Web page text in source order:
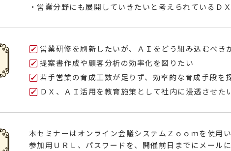
・営業分野にも展開していきたいと考えられているＤ
営業研修を刷新したいが、ＡＩをどう組み込むべき
提案書作成や顧客分析の効率化を図りたい
若手営業の育成工数が足りず、効率的な育成手段を
ＤＸ、ＡＩ活用を教育施策として社内に浸透させた
本セミナーはオンライン会議システムＺｏｏｍを使用い
参加用ＵＲＬ、パスワードを、開催前日までにメール